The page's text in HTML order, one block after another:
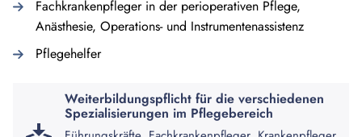
Fachkrankenpfleger in der perioperativen Pflege,
Anästhesie, Operations- und Instrumentenassistenz
Pflegehelfer
Weiterbildungspflicht für die verschiedenen
Spezialisierungen im Pflegebereich